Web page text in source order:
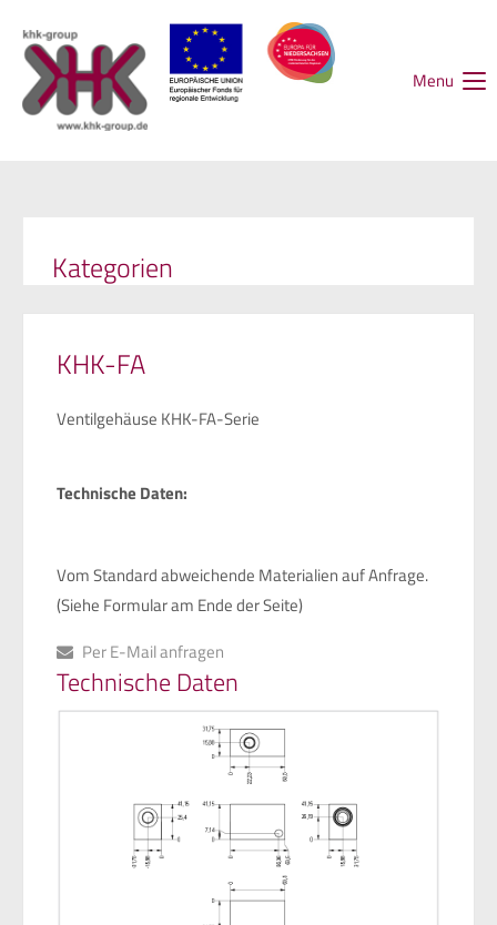
Menu
Kategorien
KHK-FA
Ventilgehäuse KHK-FA-Serie
Technische Daten:
Vom Standard abweichende Materialien auf Anfrage.
(Siehe Formular am Ende der Seite)
Per E-Mail anfragen
Technische Daten